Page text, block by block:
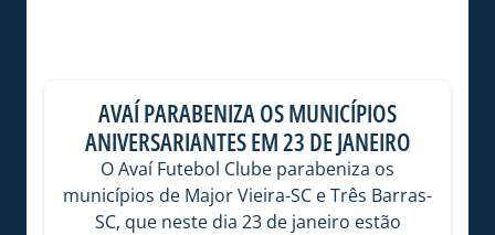
AVAÍ PARABENIZA OS MUNICÍPIOS
ANIVERSARIANTES EM 23 DE JANEIRO
O Avaí Futebol Clube parabeniza os
municípios de Major Vieira-SC e Três Barras-
SC, que neste dia 23 de janeiro estão